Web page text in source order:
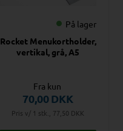
På lager
Rocket Menukortholder,
vertikal, grå, A5
Fra kun
70,00DKK
Pris v/ 1 stk., 77,50 DKK